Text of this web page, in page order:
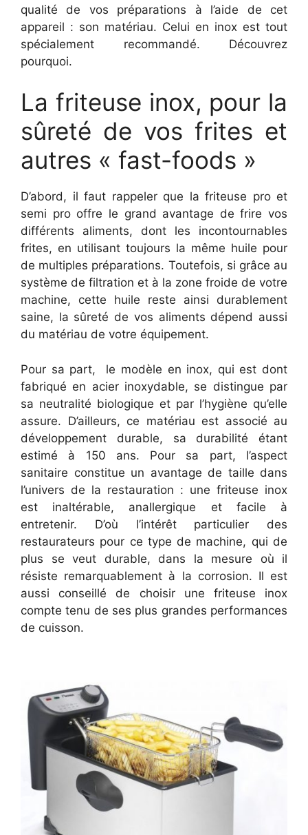
qualité de vos préparations à l’aide de cet
appareil : son matériau. Celui en inox est tout
spécialement recommandé. Découvrez
pourquoi.
La friteuse inox, pour la
sûreté de vos frites et
autres « fast-foods »
D’abord, il faut rappeler que la friteuse pro et
semi pro offre le grand avantage de frire vos
différents aliments, dont les incontournables
frites, en utilisant toujours la même huile pour
de multiples préparations. Toutefois, si grâce au
système de filtration et à la zone froide de votre
machine, cette huile reste ainsi durablement
saine, la sûreté de vos aliments dépend aussi
du matériau de votre équipement.
Pour sa part, le modèle en inox, qui est dont
fabriqué en acier inoxydable, se distingue par
sa neutralité biologique et par l’hygiène qu’elle
assure. D’ailleurs, ce matériau est associé au
développement durable, sa durabilité étant
estimé à 150 ans. Pour sa part, l’aspect
sanitaire constitue un avantage de taille dans
l’univers de la restauration : une friteuse inox
est inaltérable, anallergique et facile à
entretenir. D’où l’intérêt particulier des
restaurateurs pour ce type de machine, qui de
plus se veut durable, dans la mesure où il
résiste remarquablement à la corrosion. Il est
aussi conseillé de choisir une friteuse inox
compte tenu de ses plus grandes performances
de cuisson.